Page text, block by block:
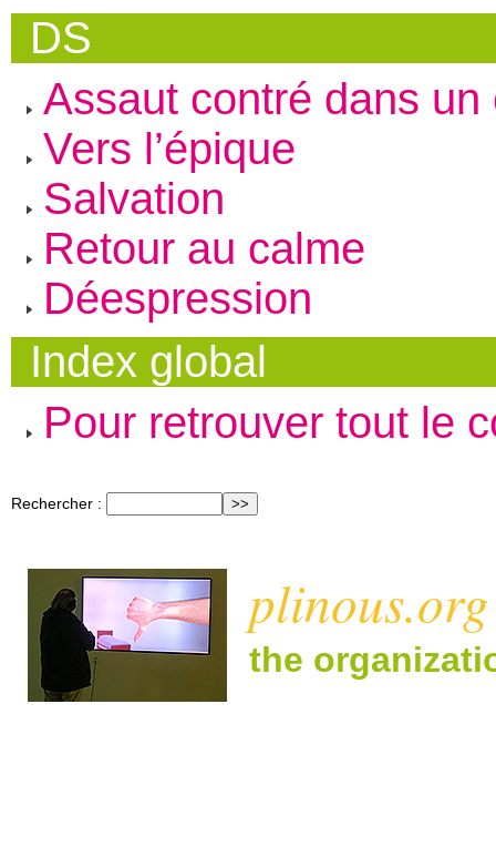
DS
Assaut contré dans un
Vers l’épique
Salvation
Retour au calme
Déespression
Index global
Pour retrouver tout le
Rechercher :
plinous.org
the